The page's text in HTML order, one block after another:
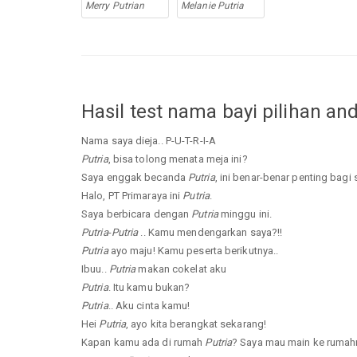
Merry Putrian Melanie Putria
Hasil test nama bayi pilihan
Nama saya dieja.. P-U-T-R-I-A
Putria, bisa tolong menata meja ini?
Saya enggak becanda Putria, ini benar-benar penting bagi
Halo, PT Primaraya ini Putria.
Saya berbicara dengan Putriaminggu ini.
Putria-Putria.. Kamu mendengarkan saya?!!
Putriaayo maju! Kamu peserta berikutnya..
Ibuu.. Putriamakan cokelat aku
Putria. Itu kamu bukan?
Putria.. Aku cinta kamu!
Hei Putria, ayo kita berangkat sekarang!
Kapan kamu ada di rumah Putria? Saya mau main ke